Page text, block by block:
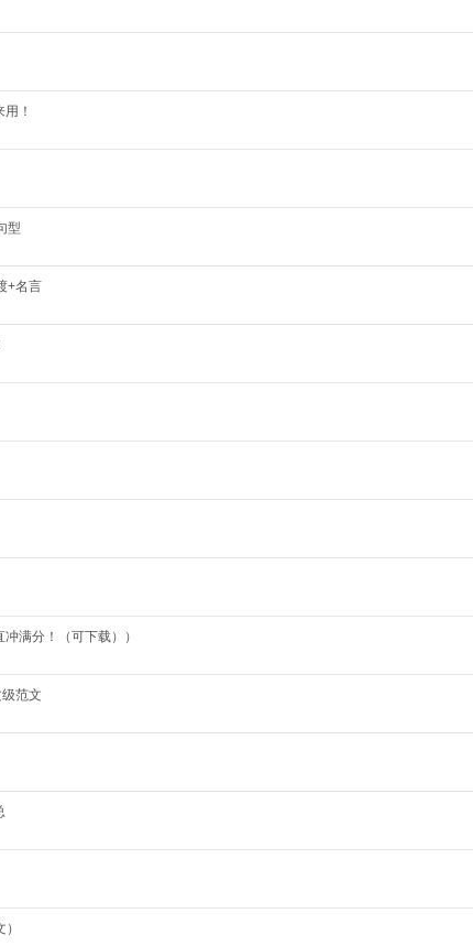
！
型
+名言
满分！（可下载））
范文